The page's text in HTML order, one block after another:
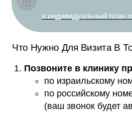
и индивидуальный план
Что Нужно Для Визита В
Позвоните в клинику
по израильскому
по российскому
(ваш звонок будет